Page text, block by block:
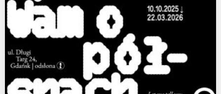
Zewnętrzny artykuł „Niech nas widzą” — Zamek Królewski w
Warszawie Oficjalna strona wystawy na zamek-krolewski.pl.
Otwórz…